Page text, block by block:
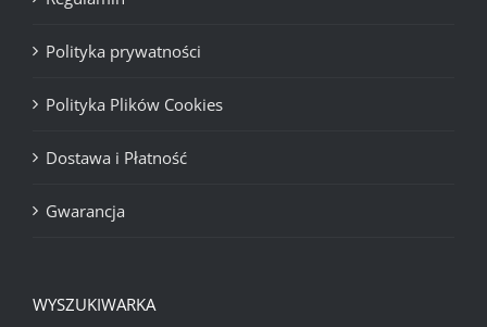
Polityka prywatności
Polityka Plików Cookies
Dostawa i Płatność
Gwarancja
WYSZUKIWARKA